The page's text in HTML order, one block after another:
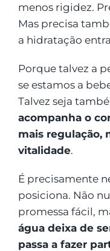
menos rigidez.
Mas precisa
a hidratação
Porque talvez a
se estamos a
Talvez seja
acompanha o
mais regulação,
vitalidade.
É precisamente
posiciona. Não
promessa fácil,
água deixa de
passa a fazer